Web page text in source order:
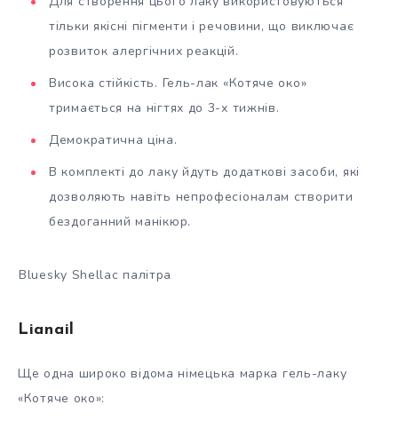
тільки якісні пігменти і речовини, що виключає
розвиток алергічних реакцій.
Висока стійкість. Гель-лак «Котяче око»
тримається на нігтях до 3-х тижнів.
Демократична ціна.
В комплекті до лаку йдуть додаткові засоби, які
дозволяють навіть непрофесіоналам створити
бездоганний манікюр.
Bluesky Shellac палітра
Lianail
Ще одна широко відома німецька марка гель-лаку
«Котяче око»: